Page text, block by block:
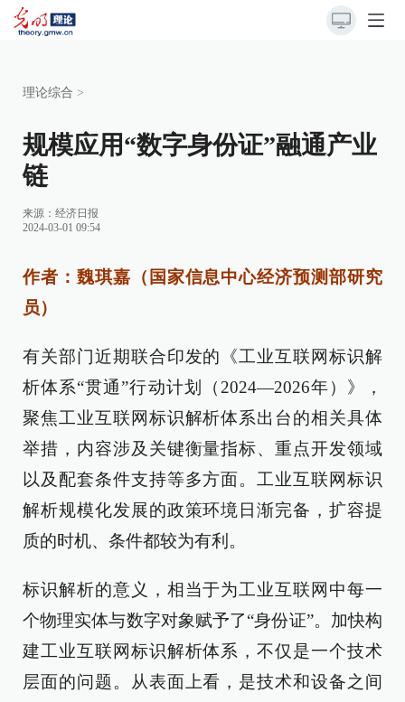
理论综合 >
规模应用“数字身份证”融通产业
链
来源： 经济日报
2024-03-01 09:54
作者：魏琪嘉（国家信息中心经济预测部研究
员）
有关部门近期联合印发的《工业互联网标识解
析体系“贯通”行动计划（2024—2026年）》，
聚焦工业互联网标识解析体系出台的相关具体
举措，内容涉及关键衡量指标、重点开发领域
以及配套条件支持等多方面。工业互联网标识
解析规模化发展的政策环境日渐完备，扩容提
质的时机、条件都较为有利。
标识解析的意义，相当于为工业互联网中每一
个物理实体与数字对象赋予了“身份证”。加快构
建工业互联网标识解析体系，不仅是一个技术
层面的问题。从表面上看，是技术和设备之间